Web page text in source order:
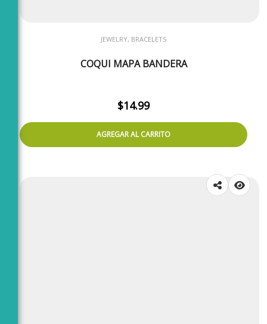
JEWELRY, BRACELETS
COQUI MAPA BANDERA
$14.99
AGREGAR AL CARRITO